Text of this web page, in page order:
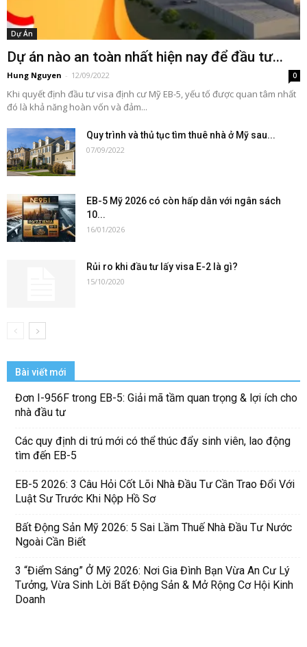
Dự Án
Dự án nào an toàn nhất hiện nay để đầu tư...
Hung Nguyen - 12/09/2022 0
Khi quyết định đầu tư visa định cư Mỹ EB-5, yếu tố được quan tâm nhất
đó là khả năng hoàn vốn và đảm...
Quy trình và thủ tục tìm thuê nhà ở Mỹ sau...
07/09/2022
EB-5 Mỹ 2026 có còn hấp dẫn với ngân sách
10...
16/01/2026
Rủi ro khi đầu tư lấy visa E-2 là gì?
15/10/2020
Bài viết mới
Đơn I-956F trong EB-5: Giải mã tầm quan trọng & lợi ích cho
nhà đầu tư
Các quy định di trú mới có thể thúc đẩy sinh viên, lao động
tìm đến EB-5
EB-5 2026: 3 Câu Hỏi Cốt Lõi Nhà Đầu Tư Cần Trao Đổi Với
Luật Sư Trước Khi Nộp Hồ Sơ
Bất Động Sản Mỹ 2026: 5 Sai Lầm Thuế Nhà Đầu Tư Nước
Ngoài Cần Biết
3 “Điểm Sáng” Ở Mỹ 2026: Nơi Gia Đình Bạn Vừa An Cư Lý
Tưởng, Vừa Sinh Lời Bất Động Sản & Mở Rộng Cơ Hội Kinh
Doanh